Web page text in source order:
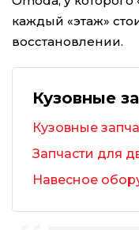
каждый «этаж»
восстановлении.
Кузовные
Кузовные
Запчасти для
Навесное